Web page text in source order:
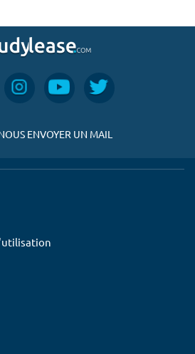
ENVOYER UN MAIL